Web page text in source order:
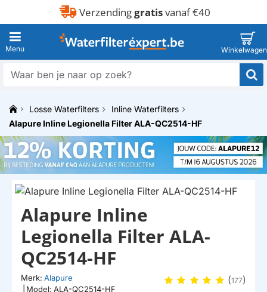
Verzendinggratisvanaf €40
Waar
naar
oph
m
e
Losse Waterfilters
Inline Waterfilters
Alapure Inline Legionella Filter ALA-QC2514-HF
Alapure Inline
Legionella Filter ALA-
QC2514-HF
Merk: Alapure
Model: ALA-QC2514-HF
(177)